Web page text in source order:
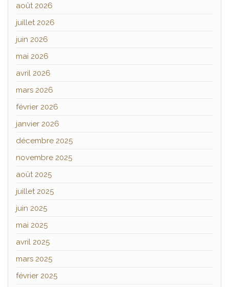
août 2026
juillet 2026
juin 2026
mai 2026
avril 2026
mars 2026
février 2026
janvier 2026
décembre 2025
novembre 2025
août 2025
juillet 2025
juin 2025
mai 2025
avril 2025
mars 2025
février 2025